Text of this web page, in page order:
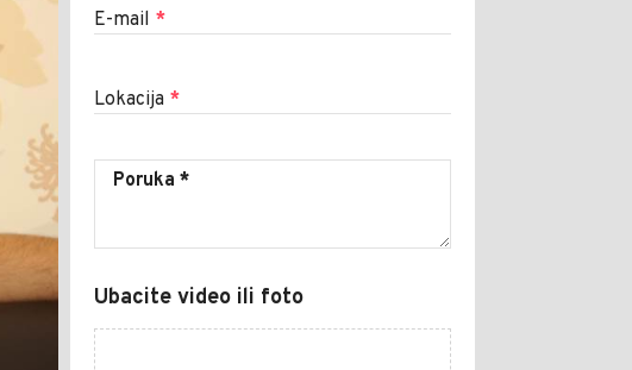
E-mail *
Lokacija *
Ubacite video ili foto